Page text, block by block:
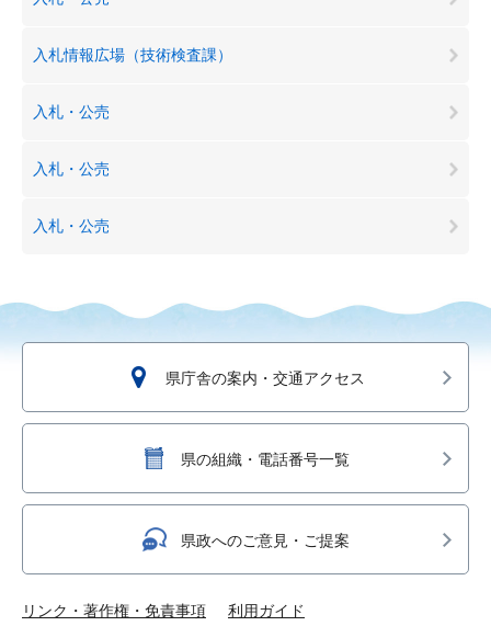
入札情報広場（技術検査課）
入札・公売
入札・公売
入札・公売
県庁舎の案内・交通アクセス
県の組織・電話番号一覧
県政へのご意見・ご提案
リンク・著作権・免責事項 利用ガイド